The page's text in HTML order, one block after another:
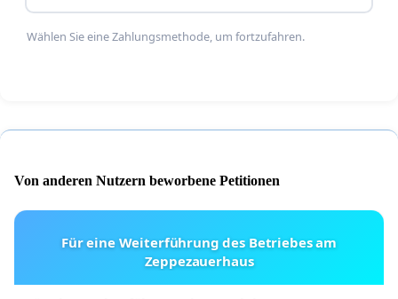
Wählen Sie eine Zahlungsmethode, um fortzufahren.
Von anderen Nutzern beworbene Petitionen
Für eine Weiterführung des Betriebes am
Zeppezauerhaus